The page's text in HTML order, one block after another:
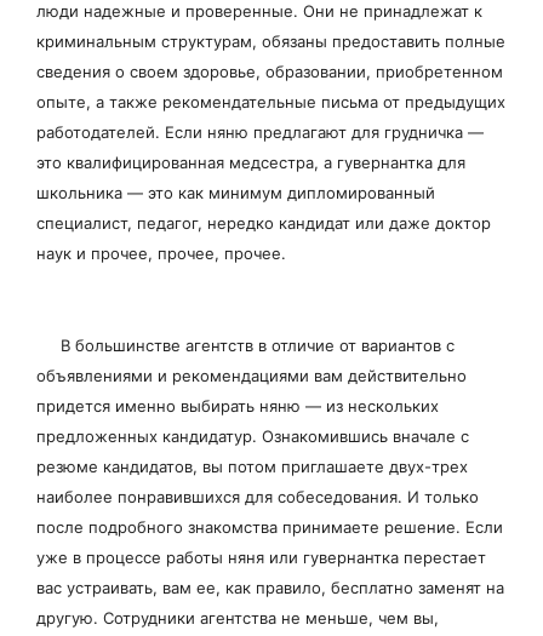
люди надежные и проверенные. Они не принадлежат к
криминальным структурам, обязаны предоставить полные
сведения о своем здоровье, образовании, приобретенном
опыте, а также рекомендательные письма от предыдущих
работодателей. Если няню предлагают для грудничка —
это квалифицированная медсестра, а гувернантка для
школьника — это как минимум дипломированный
специалист, педагог, нередко кандидат или даже доктор
наук и прочее, прочее, прочее.
В большинстве агентств в отличие от вариантов с
объявлениями и рекомендациями вам действительно
придется именно выбирать няню — из нескольких
предложенных кандидатур. Ознакомившись вначале с
резюме кандидатов, вы потом приглашаете двух-трех
наиболее понравившихся для собеседования. И только
после подробного знакомства принимаете решение. Если
уже в процессе работы няня или гувернантка перестает
вас устраивать, вам ее, как правило, бесплатно заменят на
другую. Сотрудники агентства не меньше, чем вы,